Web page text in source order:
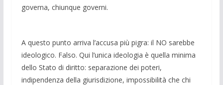
governa, chiunque governi.
A questo punto arriva l’accusa più pigra: il NO sarebbe
ideologico. Falso. Qui l’unica ideologia è quella minima
dello Stato di diritto: separazione dei poteri,
indipendenza della giurisdizione, impossibilità che chi